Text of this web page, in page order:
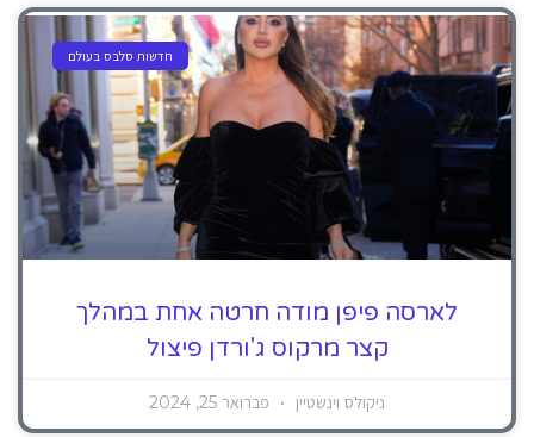
חדשות סלבס בעולם
לארסה פיפן מודה חרטה אחת במהלך
קצר מרקוס ג'ורדן פיצול
ניקולס וינשטיין פברואר 25, 2024